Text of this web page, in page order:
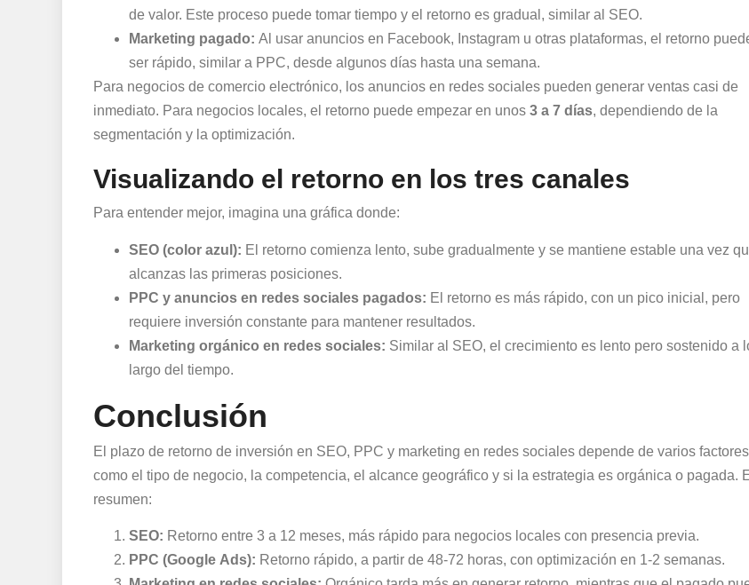
de valor. Este proceso puede tomar tiempo y el retorno es gradual, similar al SEO.
Marketing pagado: Al usar anuncios en Facebook, Instagram u otras plataformas, el retorno
ser rápido, similar a PPC, desde algunos días hasta una semana.
Para negocios de comercio electrónico, los anuncios en redes sociales pueden generar ventas casi de
inmediato. Para negocios locales, el retorno puede empezar en unos 3 a 7 días, dependiendo de la
segmentación y la optimización.
Visualizando el retorno en los tres canales
Para entender mejor, imagina una gráfica donde:
SEO (color azul): El retorno comienza lento, sube gradualmente y se mantiene estable una vez
alcanzas las primeras posiciones.
PPC y anuncios en redes sociales pagados: El retorno es más rápido, con un pico inicial, pero
requiere inversión constante para mantener resultados.
Marketing orgánico en redes sociales: Similar al SEO, el crecimiento es lento pero sostenido a
largo del tiempo.
Conclusión
El plazo de retorno de inversión en SEO, PPC y marketing en redes sociales depende de varios factores
como el tipo de negocio, la competencia, el alcance geográfico y si la estrategia es orgánica o pagada.
resumen:
SEO: Retorno entre 3 a 12 meses, más rápido para negocios locales con presencia previa.
PPC (Google Ads): Retorno rápido, a partir de 48-72 horas, con optimización en 1-2 semanas.